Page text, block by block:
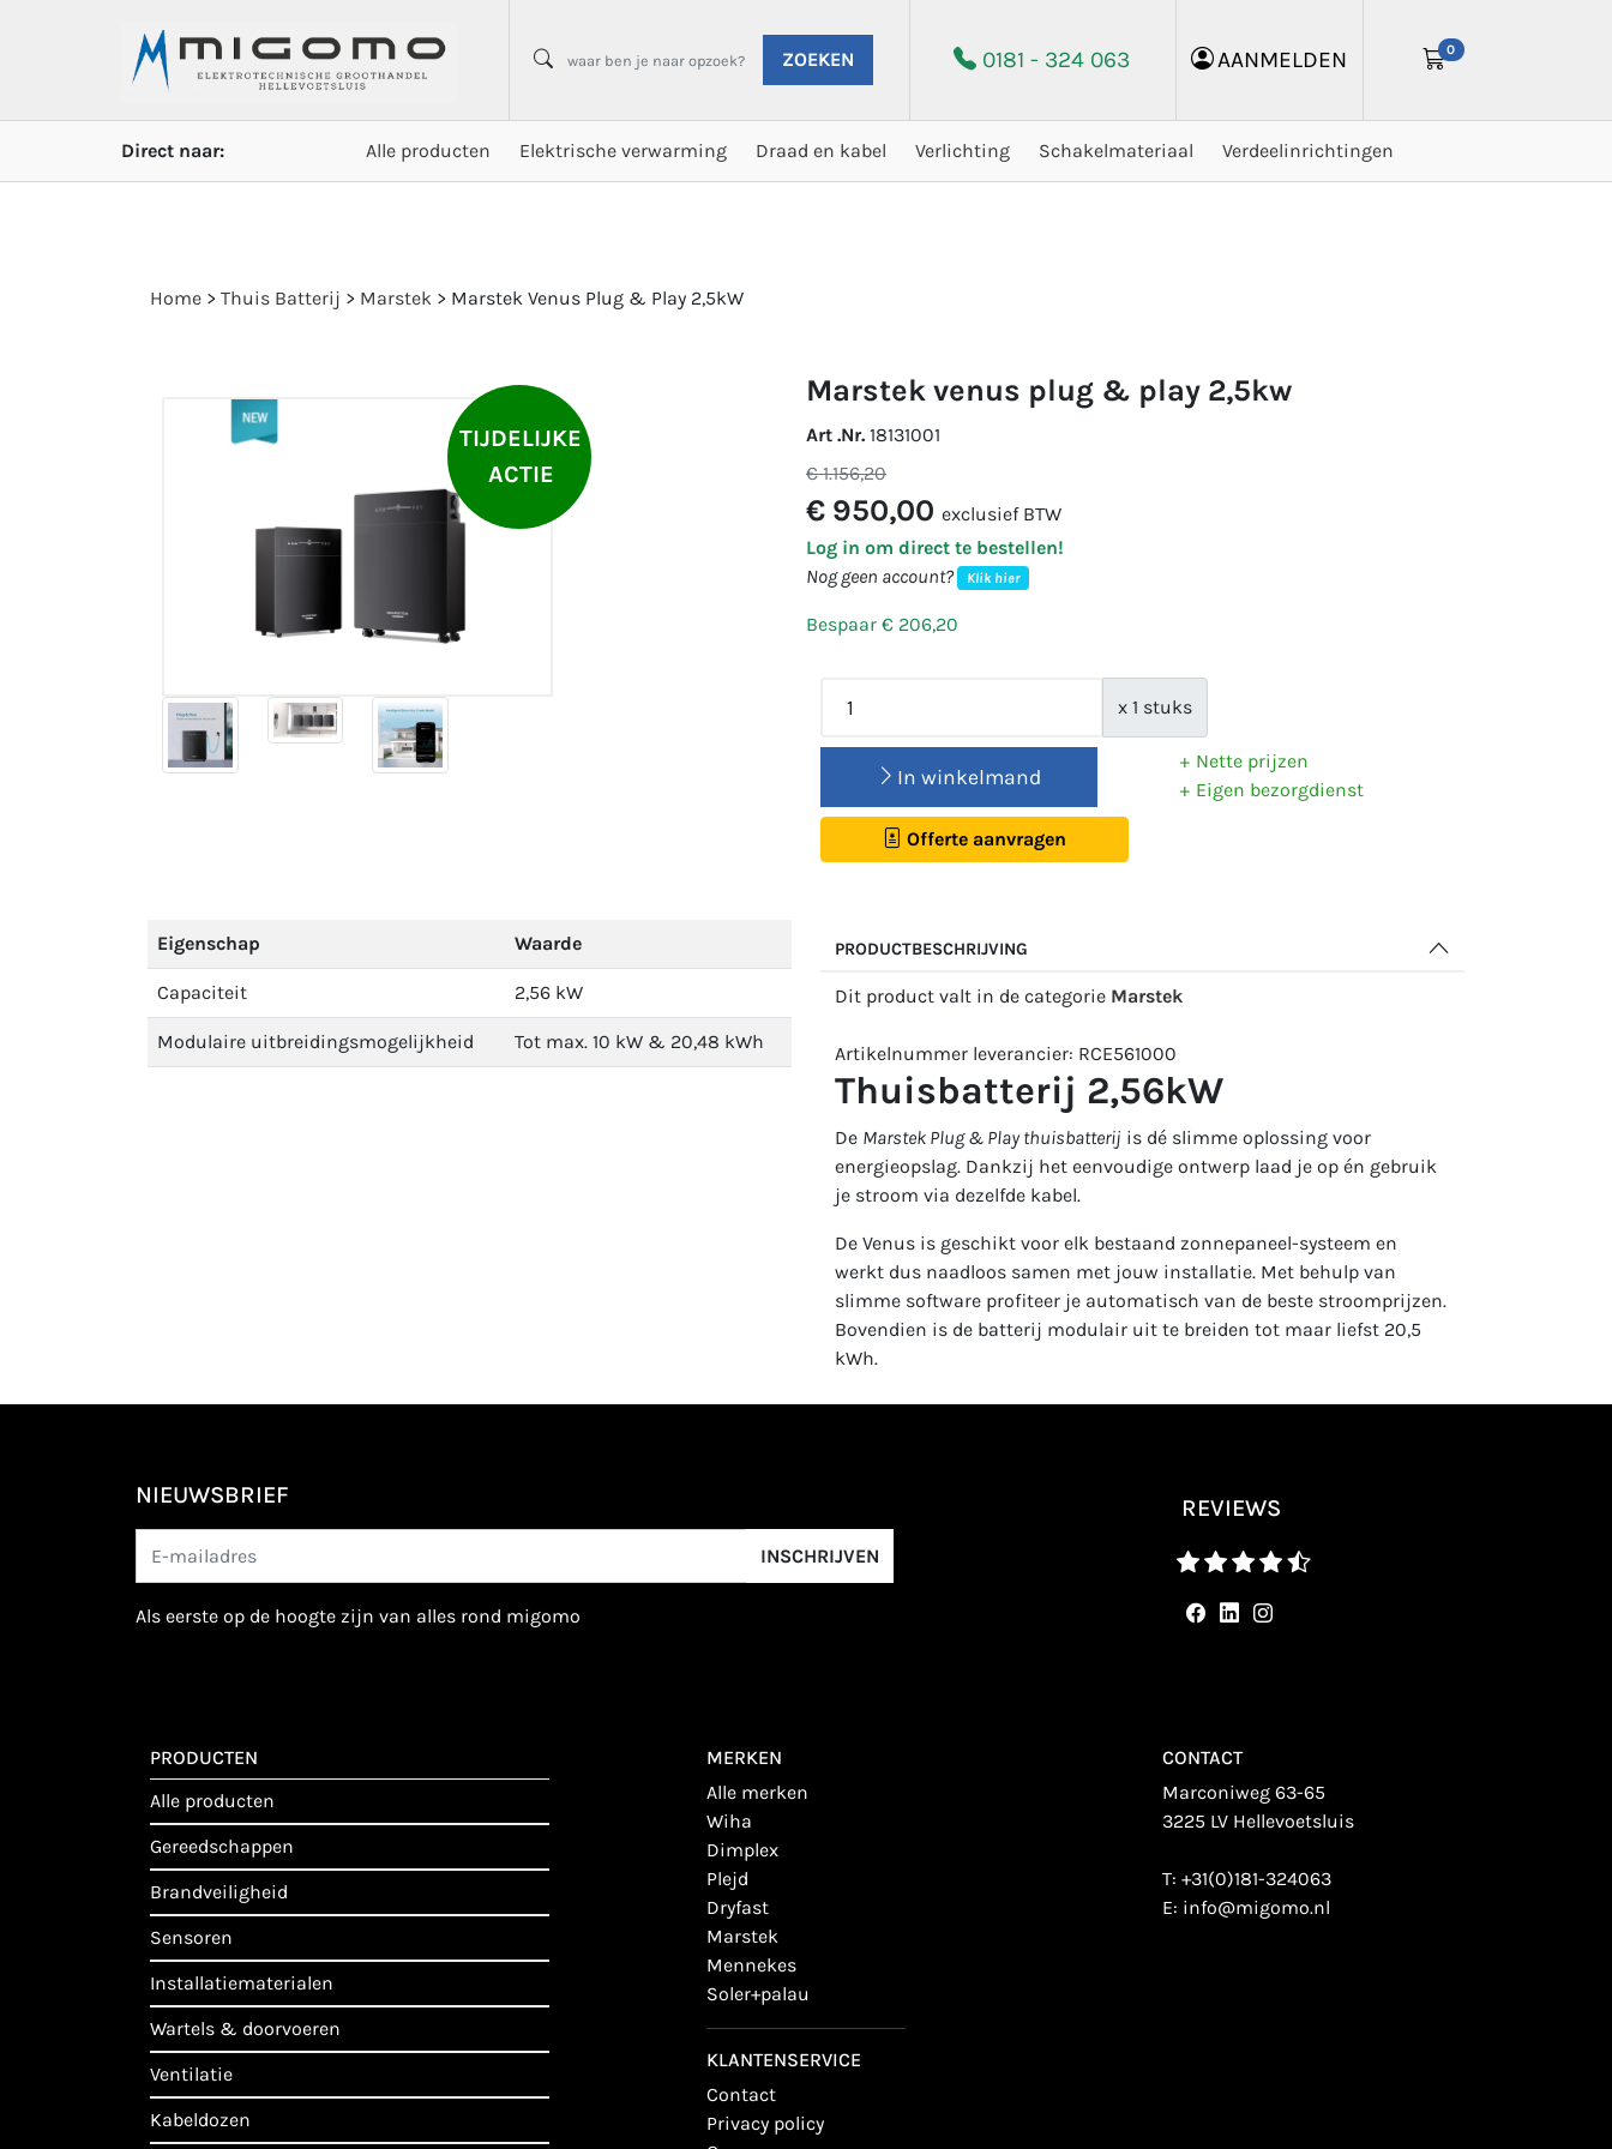
ZOEKEN 0181 - 324 063 AANMELDEN 0
Direct naar: Alle producten Elektrische verwarming Draad en kabel Verlichting Schakelmateriaal Verdeelinrichtingen
Home > Thuis Batterij > Marstek > Marstek Venus Plug & Play 2,5kW
TIJDELIJKE
ACTIE
marstek venus plug & play 2,5kw
Art .Nr. 18131001
€ 1.156,20
€ 950,00 exclusief BTW
Log in om direct te bestellen!
Nog geen account?
Klik hier
Bespaar € 206,20
x 1 stuks
In winkelmand
Offerte aanvragen
Nette prijzen
Eigen bezorgdienst
Eigenschap Waarde
Capaciteit 2,56 kW
Modulaire uitbreidingsmogelijkheid Tot max. 10 kW & 20,48 kWh
PRODUCTBESCHRIJVING
Dit product valt in de categorie Marstek
Artikelnummer leverancier: RCE561000
Thuisbatterij 2,56kW
De Marstek Plug & Play thuisbatterij is dé slimme oplossing voor
energieopslag. Dankzij het eenvoudige ontwerp laad je op én gebruik
je stroom via dezelfde kabel.
De Venus is geschikt voor elk bestaand zonnepaneel-systeem en
werkt dus naadloos samen met jouw installatie. Met behulp van
slimme software profiteer je automatisch van de beste stroomprijzen.
Bovendien is de batterij modulair uit te breiden tot maar liefst 20,5
kWh.
NIEUWSBRIEF
INSCHRIJVEN
als eerste op de hoogte zijn van alles rond migomo
REVIEWS
PRODUCTEN
alle producten
gereedschappen
brandveiligheid
sensoren
installatiematerialen
wartels & doorvoeren
ventilatie
kabeldozen
MERKEN
alle merken
wiha
dimplex
plejd
dryfast
marstek
mennekes
soler+palau
KLANTENSERVICE
contact
privacy policy
CONTACT
Marconiweg 63-65
3225 LV Hellevoetsluis
T:+31(0)181-324063
E: info@migomo.nl